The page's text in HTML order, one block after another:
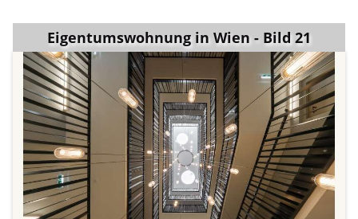
Eigentumswohnung in Wien - Bild 21